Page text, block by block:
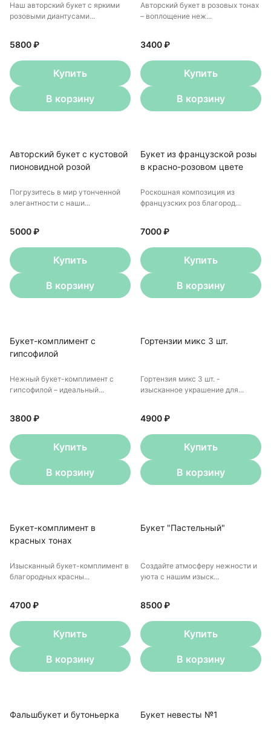
Наш авторский букет с яркими
розовыми диантусами...
5800 ₽
Купить
В корзину
Авторский букет в розовых тонах
– воплощение неж...
3400 ₽
Купить
В корзину
Авторский букет с кустовой
пионовидной розой
Погрузитесь в мир утонченной
элегантности с наши...
5000 ₽
Купить
В корзину
Букет из французской розы
в красно-розовом цвете
Роскошная композиция из
французских роз благород...
7000 ₽
Купить
В корзину
Букет-комплимент с
гипсофилой
Нежный букет-комплимент с
гипсофилой – идеальный...
3800 ₽
Купить
В корзину
Гортензии микс 3 шт.
Гортензия микс 3 шт. -
изысканное украшение для...
4900 ₽
Купить
В корзину
Букет-комплимент в
красных тонах
Изысканный букет-комплимент в
благородных красны...
4700 ₽
Купить
В корзину
Букет "Пастельный"
Создайте атмосферу нежности и
уюта с нашим изыск...
8500 ₽
Купить
В корзину
Фальшбукет и бутоньерка Букет невесты №1